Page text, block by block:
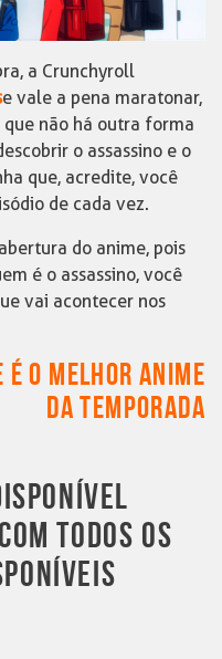
a Crunchyroll
e vale a pena maratonar,
não há outra forma
o assassino e o
que, acredite, você
de cada vez.
do anime, pois
é o assassino, você
vai acontecer nos
É O MELHOR ANIME
DA TEMPORADA
COM TODOS OS